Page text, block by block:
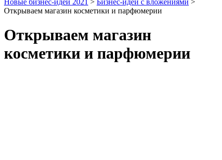
Новые бизнес-идеи 2021 > Бизнес-идеи с вложениями >
Открываем магазин косметики и парфюмерии
Открываем магазин
косметики и парфюмерии